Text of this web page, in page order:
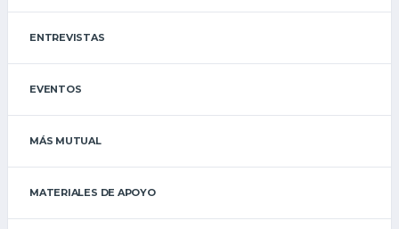
ENTREVISTAS
EVENTOS
MÁS MUTUAL
MATERIALES DE APOYO